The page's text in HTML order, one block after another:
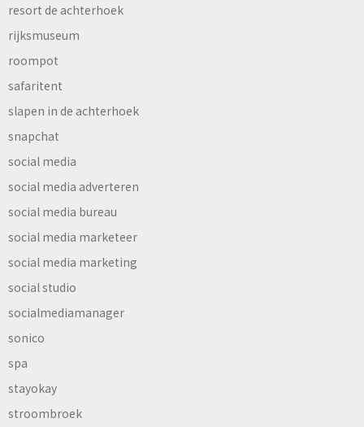
resort de achterhoek
rijksmuseum
roompot
safaritent
slapen in de achterhoek
snapchat
social media
social media adverteren
social media bureau
social media marketeer
social media marketing
social studio
socialmediamanager
sonico
spa
stayokay
stroombroek